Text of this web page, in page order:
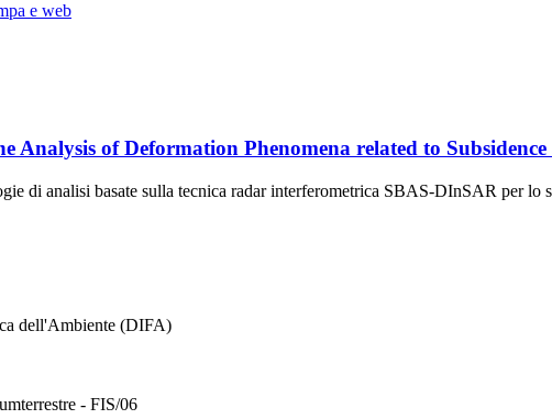
e web
Analysis of Deformation Phenomena related to
di analisi basate sulla tecnica radar interferometrica SBAS-DInSAR per lo
dell'Ambiente (DIFA)
- FIS/06